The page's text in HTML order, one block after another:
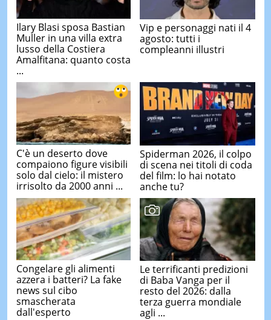
Ilary Blasi sposa Bastian
Muller in una villa extra
lusso della Costiera
Amalfitana: quanto costa
...
Vip e personaggi nati il 4
agosto: tutti i
compleanni illustri
C'è un deserto dove
compaiono figure visibili
solo dal cielo: il mistero
irrisolto da 2000 anni ...
Spiderman 2026, il colpo
di scena nei titoli di coda
del film: lo hai notato
anche tu?
Congelare gli alimenti
azzera i batteri? La fake
news sul cibo
smascherata
dall'esperto
Le terrificanti predizioni
di Baba Vanga per il
resto del 2026: dalla
terza guerra mondiale
agli ...